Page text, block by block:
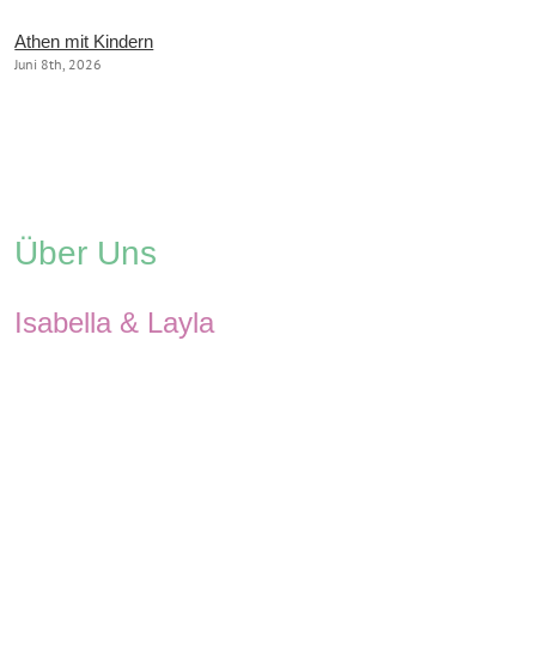
Athen mit Kindern
Juni 8th, 2026
Über Uns
Isabella & Layla